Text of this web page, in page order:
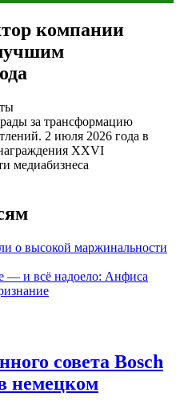
компании
за трансформацию
2 июля 2026 года в
XXVI
медиабизнеса
о высокой маржинальности
— и всё надоело: Анфиса
совета Bosch
немецком